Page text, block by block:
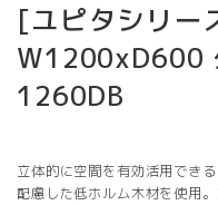
[ユピタシリー
W1200xD600
1260DB
立体的に空間を有効活用でき
配慮した低ホルム木材を使用